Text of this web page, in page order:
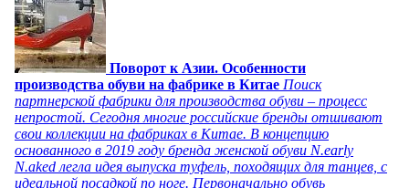
Поворот к Азии. Особенности
производства обуви на фабрике в Китае Поиск
партнерской фабрики для производства обуви – процесс
непростой. Сегодня многие российские бренды отшивают
свои коллекции на фабриках в Китае. В концепцию
основанного в 2019 году бренда женской обуви N.early
N.aked легла идея выпуска туфель, походящих для танцев, с
идеальной посадкой по ноге. Первоначально обувь